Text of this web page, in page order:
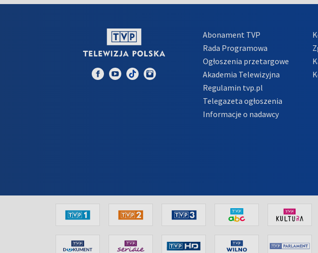
Abonament TVP
Rada Programowa
Ogłoszenia przetargowe
Akademia Telewizyjna
Regulamin tvp.pl
Telegazeta ogłoszenia
Informacje o nadawcy